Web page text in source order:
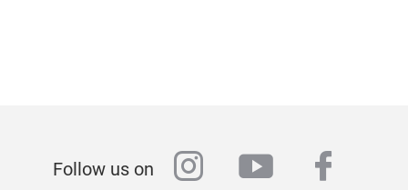
Follow us on instagram
youtube